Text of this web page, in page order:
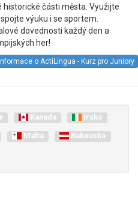
historické části města. Využijte
výuku i se sportem.
dovednosti každý den a
her!
o ActiLingua - Kurz pro Juniory
Kanada Irsko
Malta Rakousko